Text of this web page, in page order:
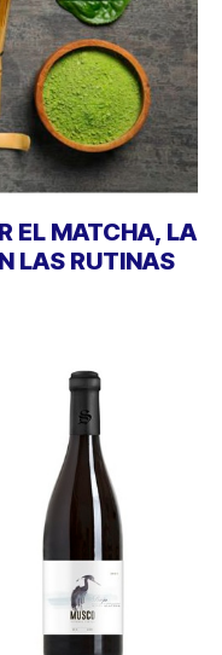
EL MATCHA, LA
LAS RUTINAS